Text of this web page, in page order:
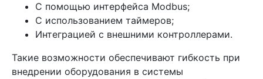
С помощью интерфейса Modbus;
С использованием таймеров;
Интеграцией с внешними контроллерами.
Такие возможности обеспечивают гибкость при
внедрении оборудования в системы